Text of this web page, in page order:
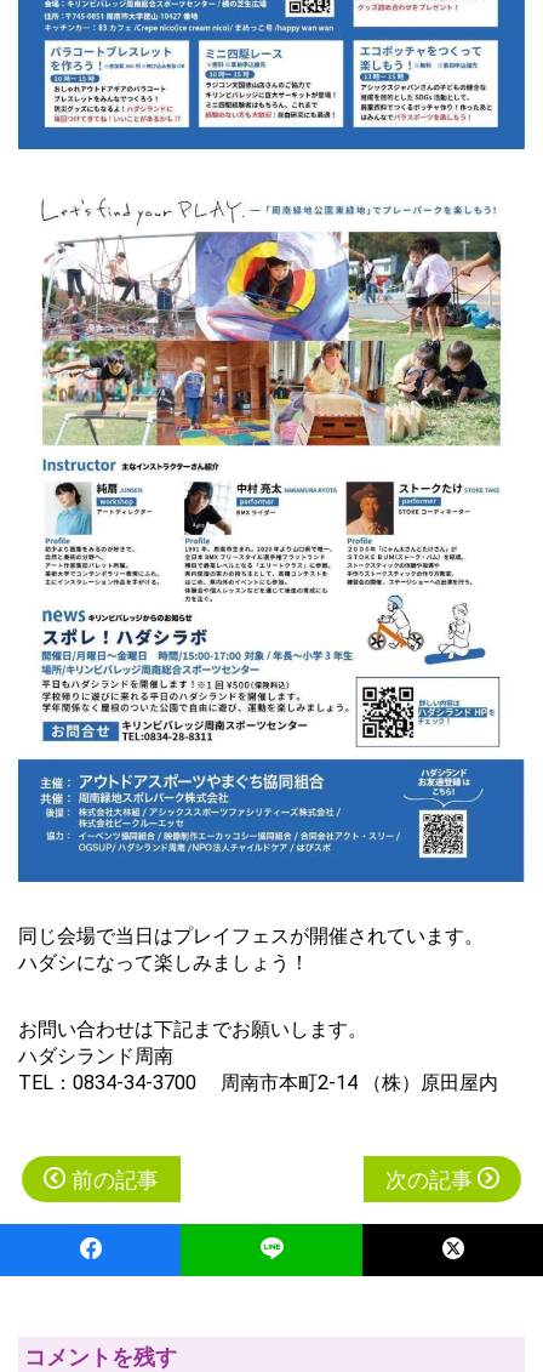
同じ会場で当日はプレイフェスが開催されています。
ハダシになって楽しみましょう！
お問い合わせは下記までお願いします。
ハダシランド周南
TEL：0834-34-3700 周南市本町2-14 （株）原田屋内
投
稿
ビ
ー
前の記事 次の記事
コメントを残す